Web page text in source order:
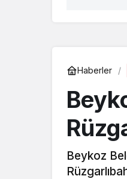
Haberler
Beykoz